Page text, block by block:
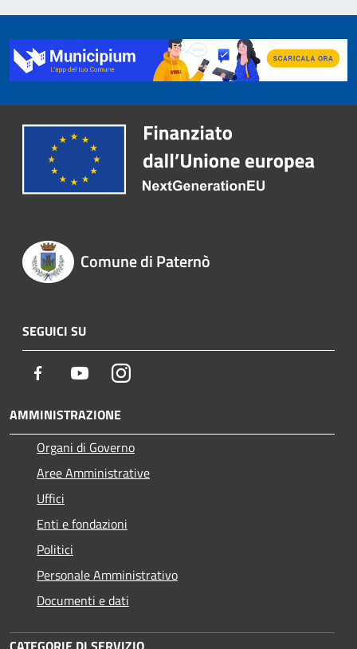
Comune di Paternò
SEGUICI SU
Facebook YoutubeInstagram
AMMINISTRAZIONE
Organi di Governo
Aree Amministrative
Uffici
Enti e fondazioni
Politici
Personale Amministrativo
Documenti e dati